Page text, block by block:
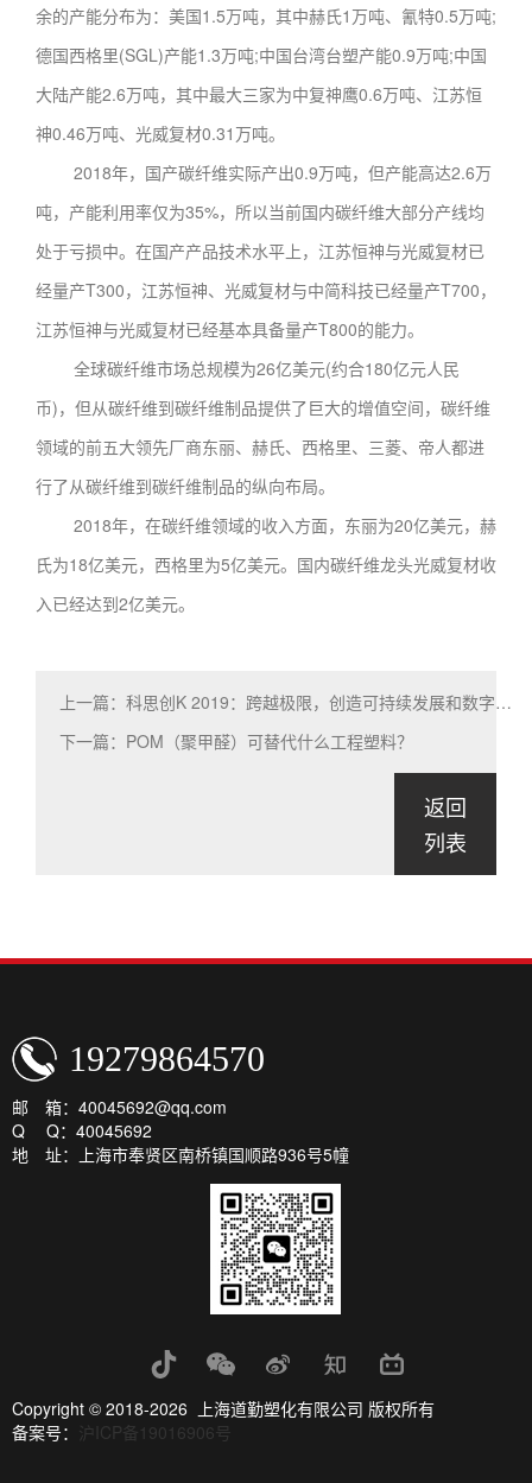
余的产能分布为：美国1.5万吨，其中赫氏1万吨、氰特0.5万吨;
德国西格里(SGL)产能1.3万吨;中国台湾台塑产能0.9万吨;中国
大陆产能2.6万吨，其中最大三家为中复神鹰0.6万吨、江苏恒
神0.46万吨、光威复材0.31万吨。
2018年，国产碳纤维实际产出0.9万吨，但产能高达2.6万
吨，产能利用率仅为35%，所以当前国内碳纤维大部分产线均
处于亏损中。在国产产品技术水平上，江苏恒神与光威复材已
经量产T300，江苏恒神、光威复材与中简科技已经量产T700，
江苏恒神与光威复材已经基本具备量产T800的能力。
全球碳纤维市场总规模为26亿美元(约合180亿元人民
币)，但从碳纤维到碳纤维制品提供了巨大的增值空间，碳纤维
领域的前五大领先厂商东丽、赫氏、西格里、三菱、帝人都进
行了从碳纤维到碳纤维制品的纵向布局。
2018年，在碳纤维领域的收入方面，东丽为20亿美元，赫
氏为18亿美元，西格里为5亿美元。国内碳纤维龙头光威复材收
入已经达到2亿美元。
上一篇：科思创K 2019：跨越极限，创造可持续发展和数字化未来
下一篇：POM（聚甲醛）可替代什么工程塑料？
返回
列表
19279864570
邮 箱：40045692@qq.com
Q Q：40045692
地 址：上海市奉贤区南桥镇国顺路936号5幢
Copyright © 2018-2026 上海道勤塑化有限公司 版权所有
备案号： 沪ICP备19016906号